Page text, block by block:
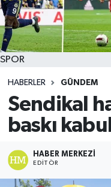
SPOR
HABERLER GÜNDEM
Sendikal
baskı
HABER MERKEZI
EDITÖR